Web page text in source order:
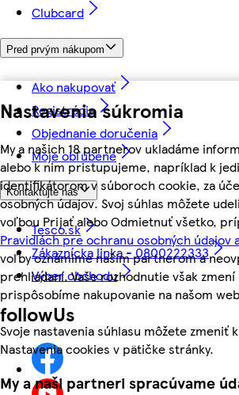
Nastavenia súkromia
My a našich 18 partnerov ukladáme
alebo k nim pristupujeme, napríklad k
identifikátorom v súboroch cookie, za
osobných údajov. Svoj súhlas môžete
voľbou Prijať alebo Odmietnuť všetko,
Pravidlách pre ochranu osobných údajov
voľby oznámime našim partnerom a
prehliadaní. Vaše rozhodnutie však
prispôsobíme nakupovanie na našom
Svoje nastavenia súhlasu môžete zmeniť
Nastavenia cookies v pätičke stránky.
My a naši partneri spracúvame
Clubcard
Pred prvým nákupom
Ako nakupovať
Registrácia
Objednanie doručenia
Moje obľúbené
Kontaktujte nás
Tesco.sk
Zákaznícka linka - 0800222333
Výber obchodu
followUs